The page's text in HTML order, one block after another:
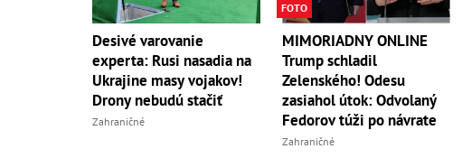
Desivé varovanie
experta: Rusi nasadia na
Ukrajine masy vojakov!
Drony nebudú stačiť
Zahraničné
FOTO
MIMORIADNY ONLINE
Trump schladil
Zelenského! Odesu
zasiahol útok: Odvolaný
Fedorov túži po návrate
Zahraničné